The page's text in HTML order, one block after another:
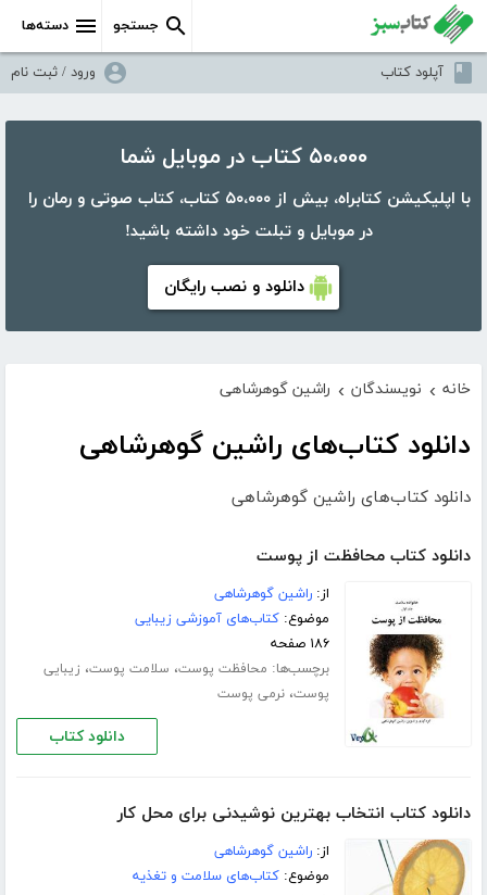
دسته‌ها جستجو
آپلود کتاب ورود / ثبت نام
۵۰،۰۰۰ کتاب در موبایل شما
با اپلیکیشن کتابراه، بیش از ۵۰،۰۰۰ کتاب، کتاب صوتی و رمان را
در موبایل و تبلت خود داشته باشید!
دانلود و نصب رایگان
خانه › نویسندگان › راشین گوهرشاهی
دانلود کتاب‌های راشین گوهرشاهی
دانلود کتاب‌های راشین گوهرشاهی
دانلود کتاب محافظت از پوست
از:راشین گوهرشاهی
موضوع:کتاب‌های آموزشی زیبایی
۱۸۶ صفحه
برچسب‌ها: محافظت پوست، سلامت پوست، زیبایی
پوست،نرمی پوست
دانلود کتاب
دانلود کتاب انتخاب بهترین نوشیدنی برای محل کار
از:راشین گوهرشاهی
موضوع:کتاب‌های سلامت و تغذیه